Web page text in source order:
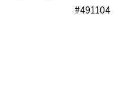
#491104